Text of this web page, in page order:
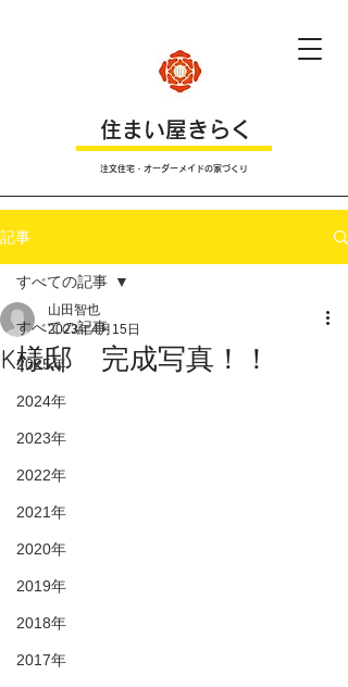
​住まい屋きらく
注文住宅・オーダーメイドの家づくり
記事
すべての記事
2025年
2024年
2023年
2022年
2021年
2020年
2019年
2018年
2017年
すべての記事
K様邸 完成写真！！
山田智也
2023年4月15日